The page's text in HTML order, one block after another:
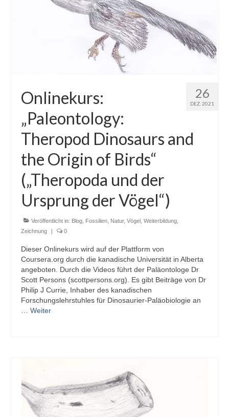
26
DEZ. 2021
Onlinekurs:
„Paleontology:
Theropod Dinosaurs and
the Origin of Birds“
(„Theropoda und der
Ursprung der Vögel“)
Veröffentlicht in: Blog Fossilien Natur, Vögel Weiterbildung
Zeichnung
| 0
Dieser Onlinekurs wird auf der Plattform von
Coursera.org durch die kanadische Universität in Alberta
angeboten. Durch die Videos führt der Paläontologe Dr
Scott Persons (scottpersons.org). Es gibt Beiträge von Dr
Philip J Currie, Inhaber des kanadischen
Forschungslehrstuhles für Dinosaurier-Paläobiologie an
Weiter